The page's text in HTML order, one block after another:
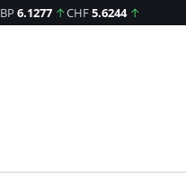
6.1277 ↑CHF5.6244 ↑